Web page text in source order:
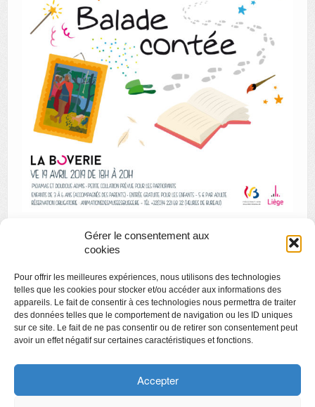
Gérer le consentement aux
cookies
Pour offrir les meilleures expériences, nous utilisons des technologies
telles que les cookies pour stocker et/ou accéder aux informations des
appareils. Le fait de consentir à ces technologies nous permettra de traiter
des données telles que le comportement de navigation ou les ID uniques
sur ce site. Le fait de ne pas consentir ou de retirer son consentement peut
avoir un effet négatif sur certaines caractéristiques et fonctions.
Accepter
Stage pour enfants : Les artistes et nous – La modernité
Le Grand Curtius raconté par les étudiants de l’ULiège
Copyright
Politique de confidentialité
Chartes des engagements des opérateurs culturels